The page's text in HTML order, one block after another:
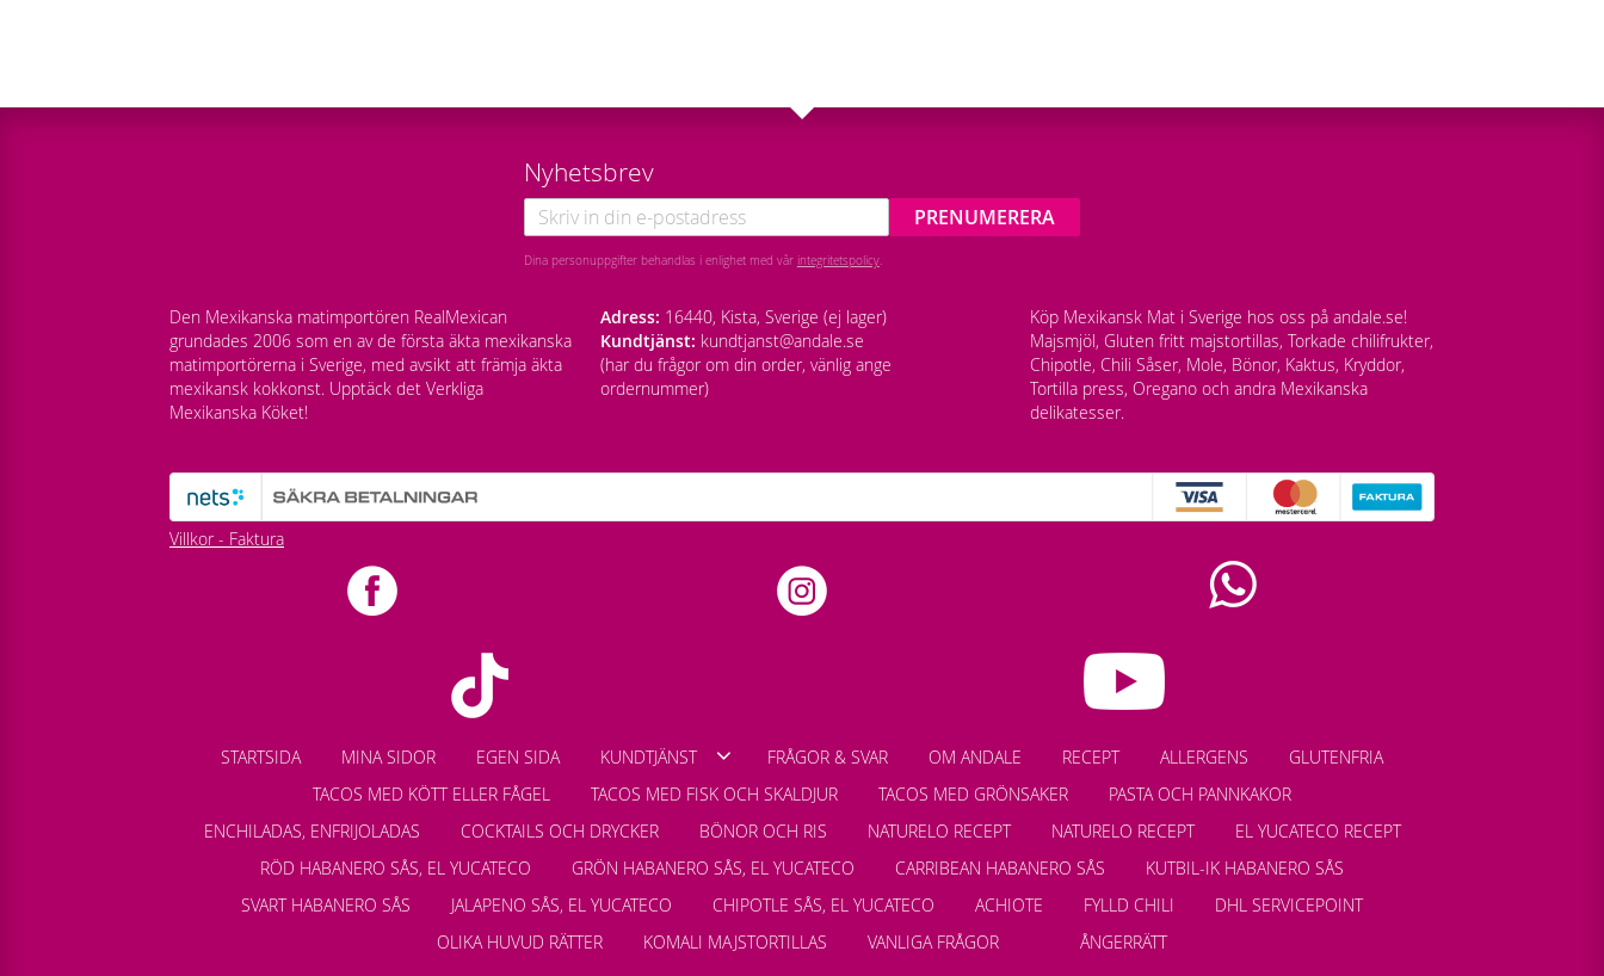
Nyhetsbrev
PRENUMERERA
Dina personuppgifter behandlas i enlighet med vår integritetspolicy.
Den Mexikanska matimportören RealMexican
grundades 2006 som en av de första äkta mexikanska
matimportörerna i Sverige, med avsikt att främja äkta
mexikansk kokkonst. Upptäck det Verkliga
Mexikanska Köket!
Adress: 16440, Kista, Sverige (ej lager)
Kundtjänst: kundtjanst@andale.se
(har du frågor om din order, vänlig ange
ordernummer)
Köp Mexikansk Mat i Sverige hos oss på andale.se!
Majsmjöl, Gluten fritt majstortillas, Torkade chilifrukter,
Chipotle, Chili Såser, Mole, Bönor, Kaktus, Kryddor,
Tortilla press, Oregano och andra Mexikanska
delikatesser.
Villkor - Faktura
STARTSIDA MINA SIDOR EGEN SIDA KUNDTJÄNST FRÅGOR & SVAR OM ANDALE RECEPT ALLERGENS
GLUTENFRIA
TACOS MED KÖTT ELLER FÅGEL
TACOS MED FISK OCH SKALDJUR TACOS MED GRÖNSAKER
PASTA OCH PANNKAKOR
ENCHILADAS, ENFRIJOLADAS
COCKTAILS OCH DRYCKER BÖNOR OCH RIS NATURELO RECEPT NATURELO RECEPT
EL YUCATECO RECEPT
RÖD HABANERO SÅS, EL YUCATECO
GRÖN HABANERO SÅS, EL YUCATECO CARRIBEAN HABANERO SÅS
KUTBIL-IK HABANERO SÅS
SVART HABANERO SÅS
JALAPENO SÅS, EL YUCATECO CHIPOTLE SÅS, EL YUCATECO ACHIOTE FYLLD CHILI
DHL SERVICEPOINT
OLIKA HUVUD RÄTTER
KOMALI MAJSTORTILLAS VANLIGA FRÅGOR ÅNGERRÄTT